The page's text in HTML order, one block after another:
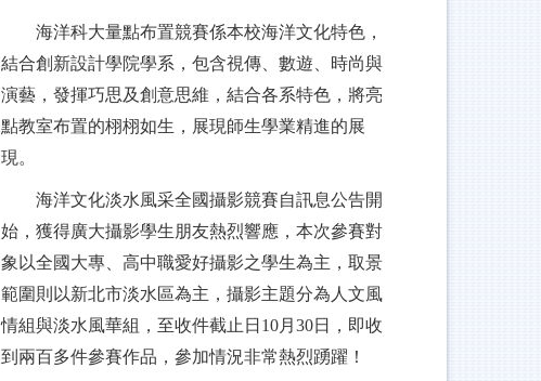
海洋科大量點布置競賽係本校海洋文化特色，
結合創新設計學院學系，包含視傳、數遊、時尚與
演藝，發揮巧思及創意思維，結合各系特色，將亮
點教室布置的栩栩如生，展現師生學業精進的展
現。
海洋文化淡水風采全國攝影競賽自訊息公告開
始，獲得廣大攝影學生朋友熱烈響應，本次參賽對
象以全國大專、高中職愛好攝影之學生為主，取景
範圍則以新北市淡水區為主，攝影主題分為人文風
情組與淡水風華組，至收件截止日10月30日，即收
到兩百多件參賽作品，參加情況非常熱烈踴躍！